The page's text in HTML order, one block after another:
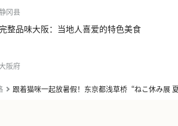
跟着猫咪一起放暑假！东京都浅草桥“ねこ休み展
冈县
整品味大阪：当地人喜爱的特色美食
阪府